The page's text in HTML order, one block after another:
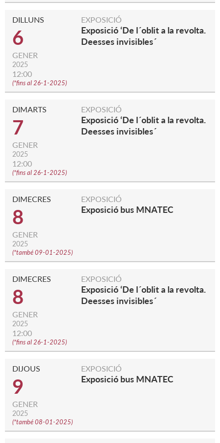
DILLUNS
6
GENER
2025
12:00
(*fins al 26-1-2025)
EXPOSICIÓ
Exposició ‘De l´oblit a la revolta.
Deesses invisibles´
DIMARTS
7
GENER
2025
12:00
(*fins al 26-1-2025)
EXPOSICIÓ
Exposició ‘De l´oblit a la revolta.
Deesses invisibles´
DIMECRES
8
GENER
2025
(*també 09-01-2025)
EXPOSICIÓ
Exposició bus MNATEC
DIMECRES
8
GENER
2025
12:00
(*fins al 26-1-2025)
EXPOSICIÓ
Exposició ‘De l´oblit a la revolta.
Deesses invisibles´
DIJOUS
9
GENER
2025
(*també 08-01-2025)
EXPOSICIÓ
Exposició bus MNATEC